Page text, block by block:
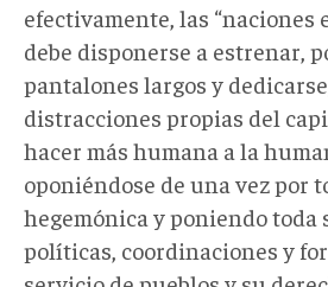
efectivamente, las “naciones
debe disponerse a estrenar,
pantalones largos y
distracciones propias del
hacer más humana a la
oponiéndose de una vez por
hegemónica y poniendo toda
políticas, coordinaciones y